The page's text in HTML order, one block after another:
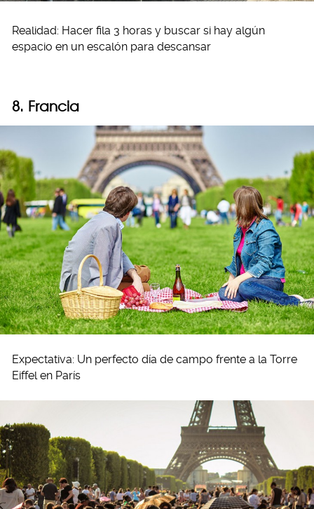
Realidad: Hacer fila 3 horas y buscar si hay algún
espacio en un escalón para descansar
8. Francia
Expectativa: Un perfecto día de campo frente a la Torre
Eiffel en París